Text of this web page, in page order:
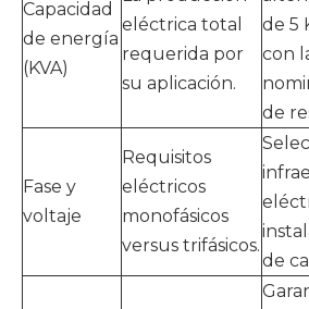
Capacidad
de energía
(KVA)
eléctrica total
requerida por
su aplicación.
de 5
con
de
Fase y
voltaje
Requisitos
eléctricos
monofásicos
versus trifásicos.
de